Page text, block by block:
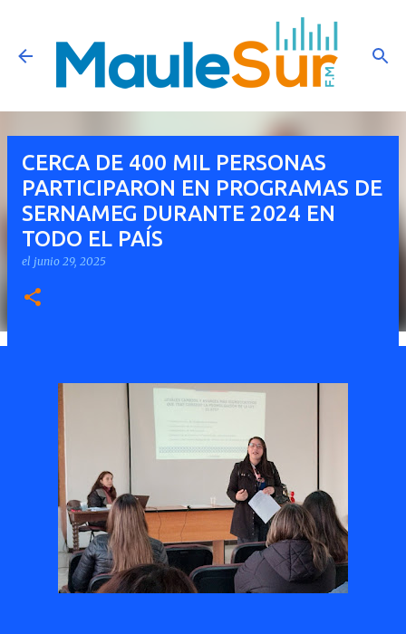
Ir al contenido principal
CERCA DE 400 MIL PERSONAS
PARTICIPARON EN PROGRAMAS DE
SERNAMEG DURANTE 2024 EN
TODO EL PAÍS
el junio 29, 2025